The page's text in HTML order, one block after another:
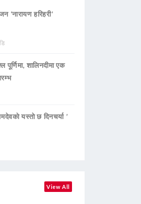
‘नारायण हरिहरी’
शालिनदीमा एक
यस्ताे छ दिनचर्या ’
View All